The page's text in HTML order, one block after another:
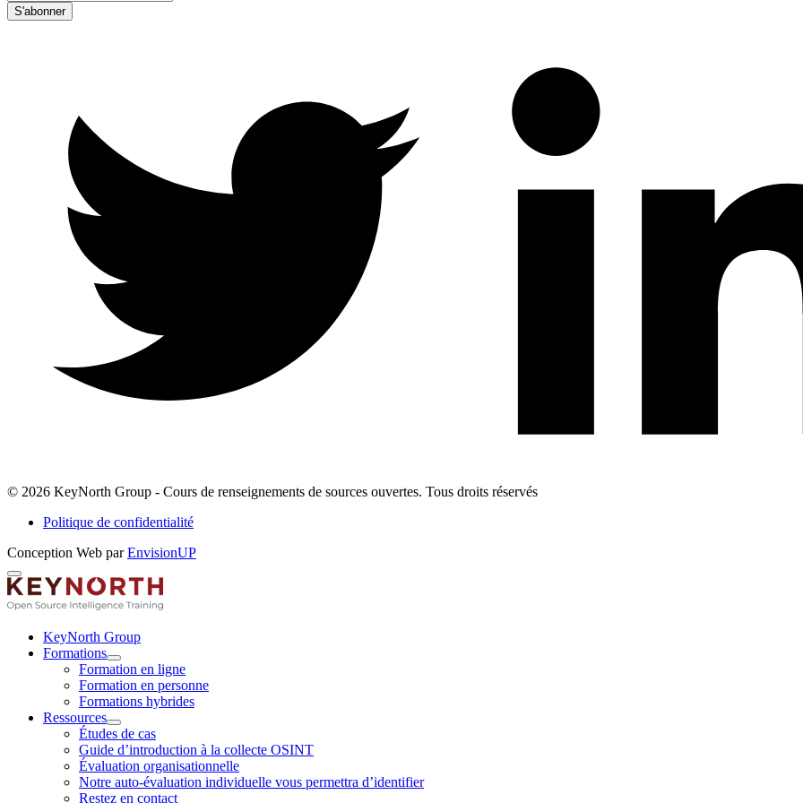
© 2026 KeyNorth Group - Cours de renseignements de sources ouvertes. Tous droits réservés
Politique de confidentialité
Conception Web parEnvisionUP
KeyNorth
Group
Cours
renseignements
sources
ouvertes
KeyNorth Group
Formations
Ouvrir
Formations
le
menu
Formation en ligne
Formation en personne
Formations hybrides
Ressources
Ouvrir
Ressources
le
menu
Études de cas
Guide d’introduction à la collecte OSINT
Évaluation organisationnelle
Notre auto-évaluation individuelle vous permettra d’identifier
Restez en contact